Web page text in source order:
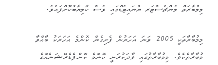
މިމުބާރަތް މެންޗެސްޓަރ ޔުނައިޓެޑްގައި ވެސް ކާމިޔާބުކޮށްފައެވެ.
މިމުބާރާތަކީ 2005 ވަނަ އަހަރުން ފެށިގެން ކޮންމެ އަހަރަކު ބާއްވާ
މުބާރާތެކެވެ. މިމުބާރާތުގައި ވާދަކުރަނީ ކޮންމެ ކޮންފެޑެރޭޝަނެއްގެ